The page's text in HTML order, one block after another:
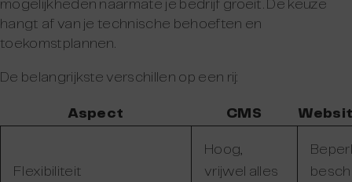
mogelijkheden naarmate je bedrijf groeit. De keuze
hangt af van je technische behoeften en
toekomstplannen.
De belangrijkste verschillen op een rij:
Aspect CMS
Flexibiliteit
Hoog,
vrijwel alles